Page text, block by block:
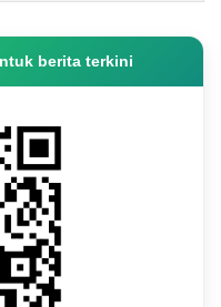
berita terkini